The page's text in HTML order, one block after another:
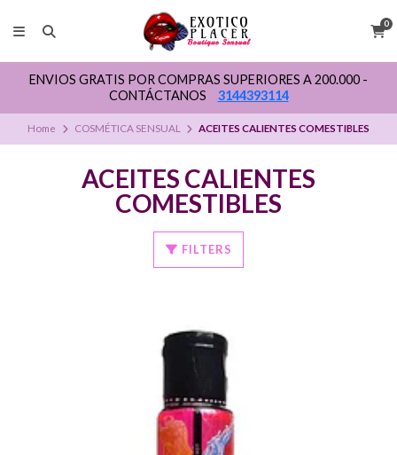
0
ENVIOS GRATIS POR COMPRAS SUPERIORES A 200.000 -
CONTÁCTANOS
3144393114
Home COSMÉTICA SENSUAL ACEITES CALIENTES COMESTIBLES
ACEITES CALIENTES
COMESTIBLES
FILTERS